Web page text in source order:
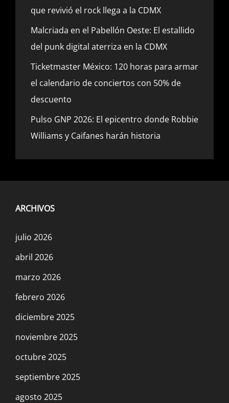
que revivió el rock llega a la CDMX
Malcriada en el Pabellón Oeste: El estallido
del punk digital aterriza en la CDMX
Ticketmaster México: 120 horas para armar
el calendario de conciertos con 50% de
descuento
Pulso GNP 2026: El epicentro donde Robbie
Williams y Caifanes harán historia
ARCHIVOS
julio 2026
abril 2026
marzo 2026
febrero 2026
diciembre 2025
noviembre 2025
octubre 2025
septiembre 2025
agosto 2025